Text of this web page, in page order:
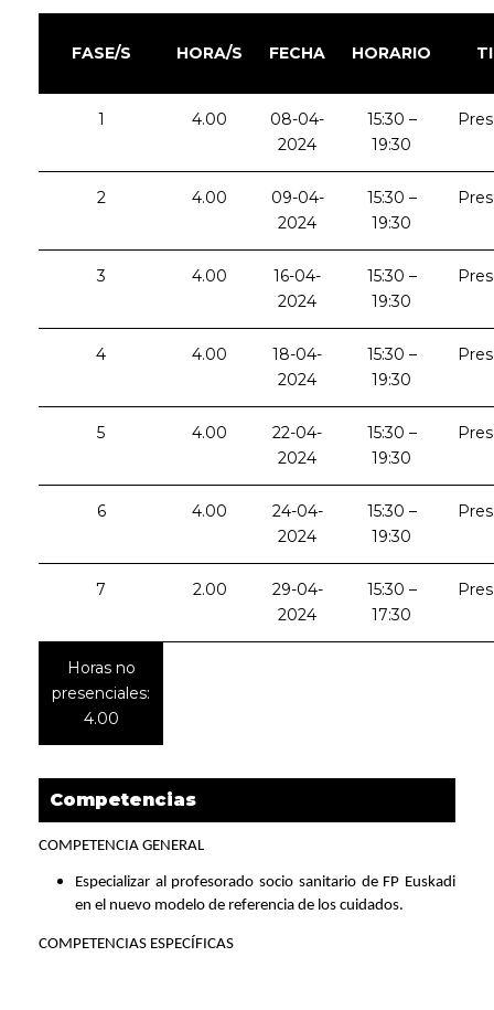
FASE/S HORA/S FECHA HORARIO
1 4.00
08-04-
2024
15:30 –
19:30
2 4.00
09-04-
2024
15:30 –
19:30
3 4.00
16-04-
2024
15:30 –
19:30
4 4.00
18-04-
2024
15:30 –
19:30
5 4.00
22-04-
2024
15:30 –
19:30
6 4.00
24-04-
2024
15:30 –
19:30
7 2.00
29-04-
2024
15:30 –
17:30
Horas no
presenciales:
4.00
Competencias
COMPETENCIA GENERAL
Especializar al profesorado socio sanitario de FP Euskadi
en el nuevo modelo de referencia de los cuidados.
COMPETENCIAS ESPECÍFICAS